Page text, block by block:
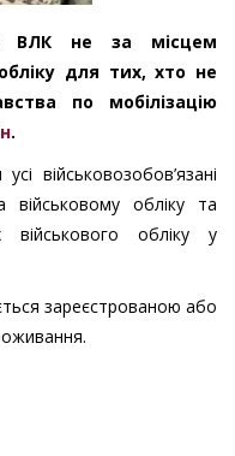
ВЛК не за місцем
для тих, хто не
по мобілізацію
.
військовозобов’язані
військовому обліку та
обліку у
зареєстрованою або